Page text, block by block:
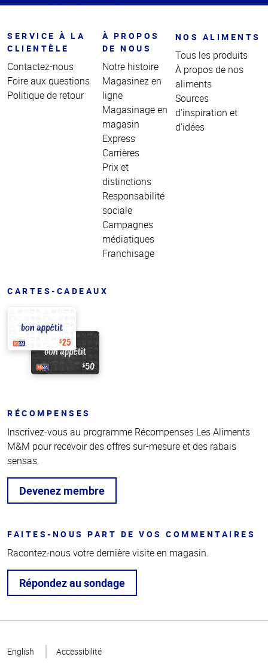
SERVICE À LA
CLIENTÈLE
Contactez-nous
Foire aux questions
Politique de retour
À PROPOS
DE NOUS
Notre histoire
Magasinez en
ligne
Magasinage en
magasin
Express
Carrières
Prix et
distinctions
Responsabilité
sociale
Campagnes
médiatiques
Franchisage
NOS ALIMENTS
Tous les produits
À propos de nos
aliments
Sources
d'inspiration et
d'idées
CARTES-CADEAUX
RÉCOMPENSES
Inscrivez-vous au programme Récompenses Les Aliments
M&M pour recevoir des offres sur-mesure et des rabais
sensas.
Devenez membre
FAITES-NOUS PART DE VOS COMMENTAIRES
Racontez-nous votre dernière visite en magasin.
Répondez au sondage
page
English Accessibilité